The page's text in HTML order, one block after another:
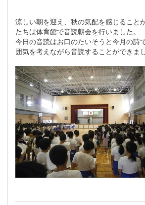
涼しい朝を迎え、秋の気配を感じること
たちは体育館で音読朝会を行いました。
今日の音読はお口のたいそうと今月の詩
囲気を考えながら音読することができまし